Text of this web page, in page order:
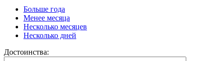
Больше года
Менее месяца
Несколько месяцев
Несколько дней
Достоинства: